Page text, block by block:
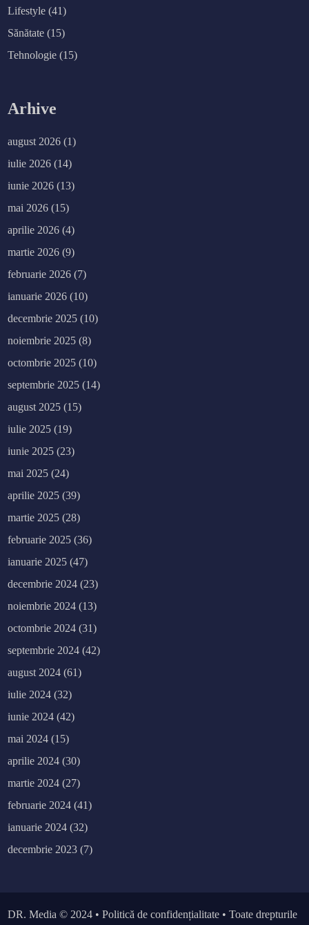
Lifestyle (41)
Sănătate (15)
Tehnologie (15)
Arhive
august 2026 (1)
iulie 2026 (14)
iunie 2026 (13)
mai 2026 (15)
aprilie 2026 (4)
martie 2026 (9)
februarie 2026 (7)
ianuarie 2026 (10)
decembrie 2025 (10)
noiembrie 2025 (8)
octombrie 2025 (10)
septembrie 2025 (14)
august 2025 (15)
iulie 2025 (19)
iunie 2025 (23)
mai 2025 (24)
aprilie 2025 (39)
martie 2025 (28)
februarie 2025 (36)
ianuarie 2025 (47)
decembrie 2024 (23)
noiembrie 2024 (13)
octombrie 2024 (31)
septembrie 2024 (42)
august 2024 (61)
iulie 2024 (32)
iunie 2024 (42)
mai 2024 (15)
aprilie 2024 (30)
martie 2024 (27)
februarie 2024 (41)
ianuarie 2024 (32)
decembrie 2023 (7)
DR. Media © 2024 •Politică de confidențialitate • Toate drepturile